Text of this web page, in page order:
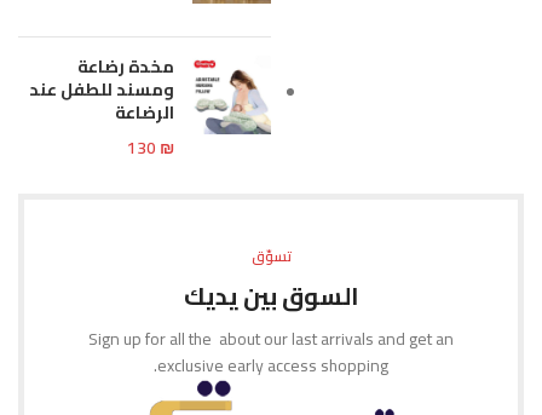
مخدة رضاعة
ومسند للطفل عند
الرضاعة
130₪
تسوّق
السوق بين يديك
Sign up for all the about our last arrivals and get an
exclusive early access shopping.